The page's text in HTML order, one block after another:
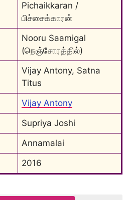
Pichaikkaran /
பிச்சைக்காரன்
Nooru Saamigal
(நெஞ்சோரத்தில்)
Vijay Antony, Satna
Titus
Vijay Antony
Supriya Joshi
Annamalai
2016